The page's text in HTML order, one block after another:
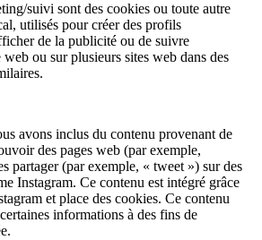
suivi sont des cookies ou toute autre
utilisés pour créer des profils
de la publicité ou de suivre
web ou sur plusieurs sites web dans des
avons inclus du contenu provenant de
des pages web (par exemple,
partager (par exemple, « tweet ») sur des
Instagram. Ce contenu est intégré grâce
et place des cookies. Ce contenu
informations à des fins de